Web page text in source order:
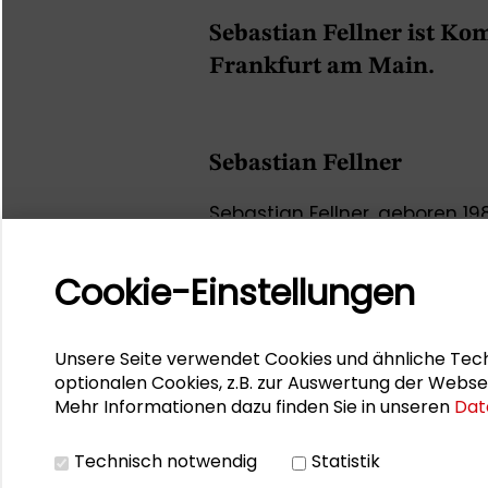
Sebastian Fellner ist
Frankfurt am Main.
Sebastian Fellner
Sebastian Fellner, geboren
gegenüber der Öffentlichkeit.
Wissenschaftlicher
Mitarbeiter der Schader-
Technischen Universität
den Masterstudiengang
Universität Augsburg.
Cookie-Einstellungen
Unsere Seite verwendet Cookies und ähnliche
optionalen Cookies, z.B. zur Auswertung der
Mehr Informationen dazu finden Sie in unseren
Technisch notwendig Statistik